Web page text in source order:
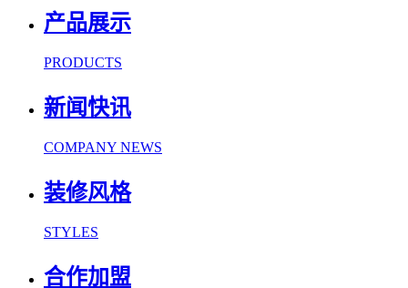
产品展示
PRODUCTS
新闻快讯
COMPANY NEWS
装修风格
STYLES
合作加盟